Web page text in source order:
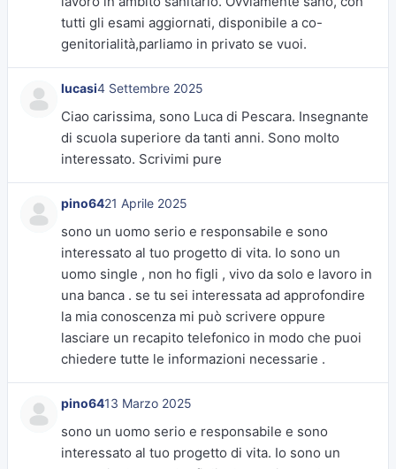
tutti gli esami aggiornati, disponibile a co-
genitorialità,parliamo in privato se vuoi.
lucasi4 Settembre 2025
Ciao carissima, sono Luca di Pescara. Insegnante
di scuola superiore da tanti anni. Sono molto
interessato. Scrivimi pure
pino6421 Aprile 2025
sono un uomo serio e responsabile e sono
interessato al tuo progetto di vita. Io sono un
uomo single , non ho figli , vivo da solo e lavoro in
una banca . se tu sei interessata ad approfondire
la mia conoscenza mi può scrivere oppure
lasciare un recapito telefonico in modo che puoi
chiedere tutte le informazioni necessarie .
pino6413 Marzo 2025
sono un uomo serio e responsabile e sono
interessato al tuo progetto di vita. Io sono un